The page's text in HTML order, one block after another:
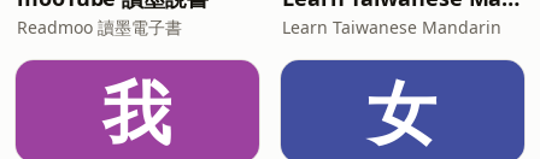
Readmoo 讀墨電子書 Learn Taiwanese Mandarin
我 女